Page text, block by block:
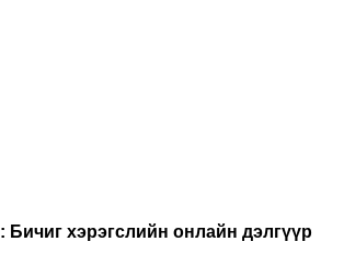
хэрэгслийн онлайн дэлгүүр